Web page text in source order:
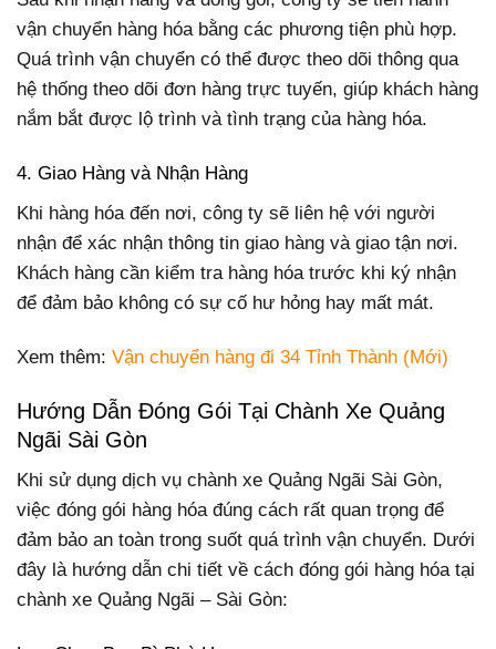
vận chuyển hàng hóa bằng các phương tiện phù hợp.
Quá trình vận chuyển có thể được theo dõi thông qua
hệ thống theo dõi đơn hàng trực tuyến, giúp khách hàng
nắm bắt được lộ trình và tình trạng của hàng hóa.
4. Giao Hàng và Nhận Hàng
Khi hàng hóa đến nơi, công ty sẽ liên hệ với người
nhận để xác nhận thông tin giao hàng và giao tận nơi.
Khách hàng cần kiểm tra hàng hóa trước khi ký nhận
để đảm bảo không có sự cố hư hỏng hay mất mát.
Xem thêm: Vận chuyển hàng đi 34 Tỉnh Thành (Mới)
Hướng Dẫn Đóng Gói Tại Chành Xe Quảng
Ngãi Sài Gòn
Khi sử dụng dịch vụ chành xe Quảng Ngãi Sài Gòn,
việc đóng gói hàng hóa đúng cách rất quan trọng để
đảm bảo an toàn trong suốt quá trình vận chuyển. Dưới
đây là hướng dẫn chi tiết về cách đóng gói hàng hóa tại
chành xe Quảng Ngãi – Sài Gòn: